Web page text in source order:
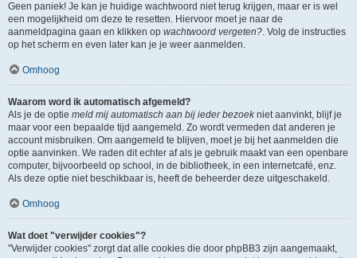
Geen paniek! Je kan je huidige wachtwoord niet terug krijgen, maar er is wel
een mogelijkheid om deze te resetten. Hiervoor moet je naar de
aanmeldpagina gaan en klikken op wachtwoord vergeten?. Volg de instructies
op het scherm en even later kan je je weer aanmelden.
Omhoog
Waarom word ik automatisch afgemeld?
Als je de optie meld mij automatisch aan bij ieder bezoekniet aanvinkt, blijf je
maar voor een bepaalde tijd aangemeld. Zo wordt vermeden dat anderen je
account misbruiken. Om aangemeld te blijven, moet je bij het aanmelden die
optie aanvinken. We raden dit echter af als je gebruik maakt van een openbare
computer, bijvoorbeeld op school, in de bibliotheek, in een internetcafé, enz.
Als deze optie niet beschikbaar is, heeft de beheerder deze uitgeschakeld.
Omhoog
Wat doet "verwijder cookies"?
"Verwijder cookies" zorgt dat alle cookies die door phpBB3 zijn aangemaakt,